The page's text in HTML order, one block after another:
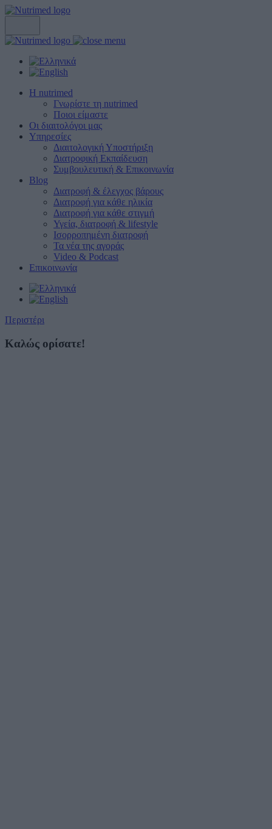
Η nutrimed
Γνωρίστε τη nutrimed
Ποιοι είμαστε
Οι διαιτολόγοι μας
Υπηρεσίες
Διαιτολογική Υποστήριξη
Διατροφική Εκπαίδευση
Συμβουλευτική & Επικοινωνία
Blog
Διατροφή & έλεγχος βάρους
Διατροφή για κάθε ηλικία
Διατροφή για κάθε στιγμή
Υγεία, διατροφή & lifestyle
Ισορροπημένη διατροφή
Τα νέα της αγοράς
Video & Podcast
Επικοινωνία
Περιστέρι
Καλώς ορίσατε!